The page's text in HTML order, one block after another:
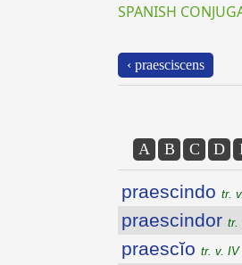
SPANISH
‹ praesciscens
A B C D
praescindo tr.
praescindor tr.
praescĭo tr. v. IV